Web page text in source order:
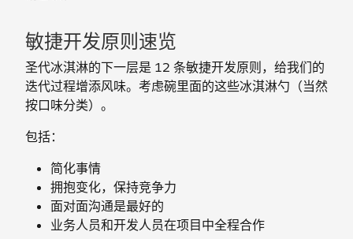
敏捷开发原则速览
圣代冰淇淋的下一层是 12 条敏捷开发原则，给我们的
迭代过程增添风味。考虑碗里面的这些冰淇淋勺（当然
按口味分类）。
包括：
简化事情
拥抱变化，保持竞争力
面对面沟通是最好的
业务人员和开发人员在项目中全程合作